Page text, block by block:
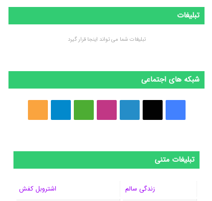
تبلیغات
تبلیغات شما می تواند اینجا قرار گیرد
شبکه های اجتماعی
س
ب
ک
س
ن
ک
د
ن
س
d
i
گ
ر
ا
ر
ا
ک
تبلیغات متنی
زندگی سالم اشتروبل کفش